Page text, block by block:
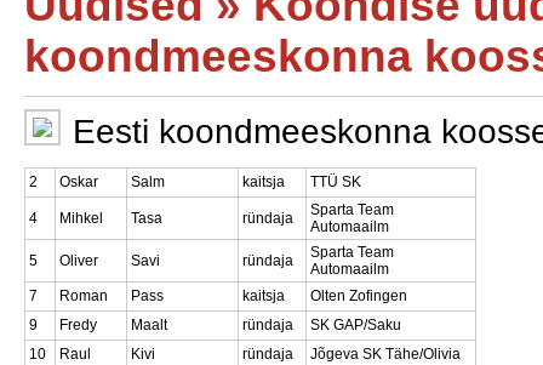
koondmeeskonna
Eesti koondmeeskonna
2 Oskar Salm kaitsja TTÜ SK
4 Mihkel Tasa ründaja
Sparta Team
Automaailm
5
Oliver Savi ründaja
Sparta Team
Automaailm
7
Roman Pass kaitsja
Olten Zofingen
9
Fredy Maalt ründaja
SK GAP/Saku
10
Raul Kivi ründaja
Jõgeva SK Tähe/Olivia